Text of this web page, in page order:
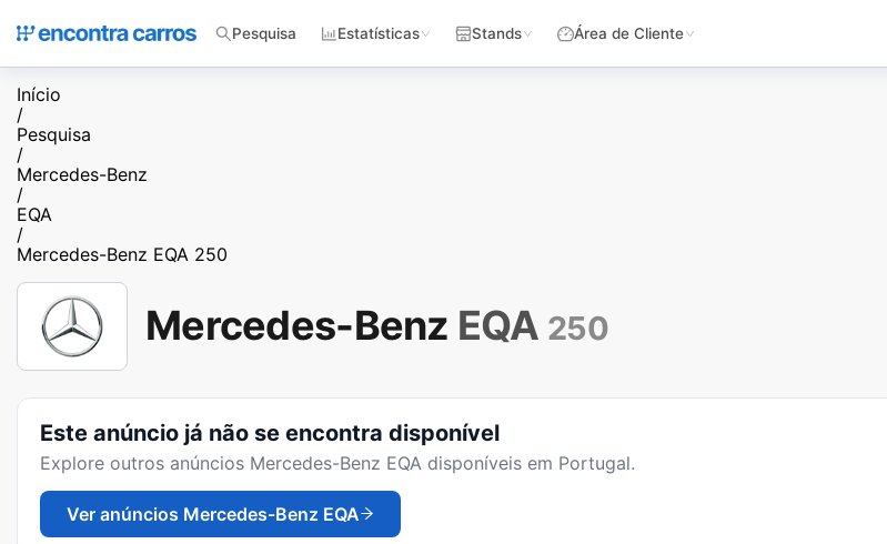
Pesquisa Estatísticas Stands Área de Cliente
Início
/
Pesquisa
/
Mercedes-Benz
/
EQA
/
Mercedes-Benz EQA 250
Mercedes-Benz EQA 250
Este anúncio já não se encontra disponível
Explore outros anúncios Mercedes-Benz EQA disponíveis em Portugal.
Ver anúncios Mercedes-Benz EQA